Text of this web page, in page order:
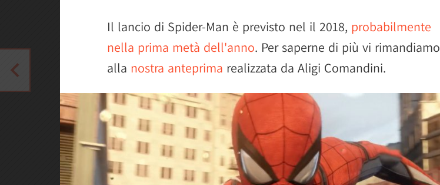
Il lancio di Spider-Man è previsto nel il 2018, probabilmente
nella prima metà dell'anno. Per saperne di più vi rimandiamo
alla nostra anteprima realizzata da Aligi Comandini.